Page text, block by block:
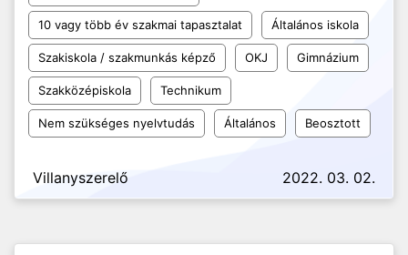
10 vagy több év szakmai tapasztalat Általános iskola
Szakiskola / szakmunkás képző OKJ Gimnázium
Szakközépiskola Technikum
Nem szükséges nyelvtudás Általános Beosztott
Villanyszerelő 2022. 03. 02.